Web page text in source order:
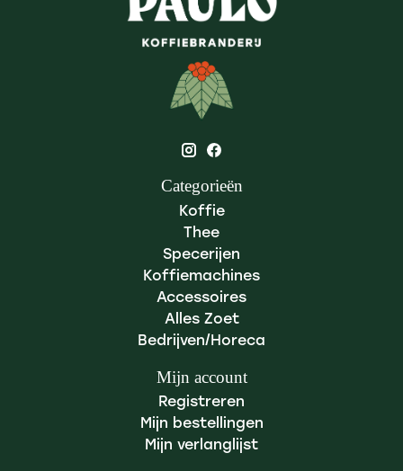
Categorieën
Koffie
Thee
Specerijen
Koffiemachines
Accessoires
Alles Zoet
Bedrijven/Horeca
Mijn account
Registreren
Mijn bestellingen
Mijn verlanglijst